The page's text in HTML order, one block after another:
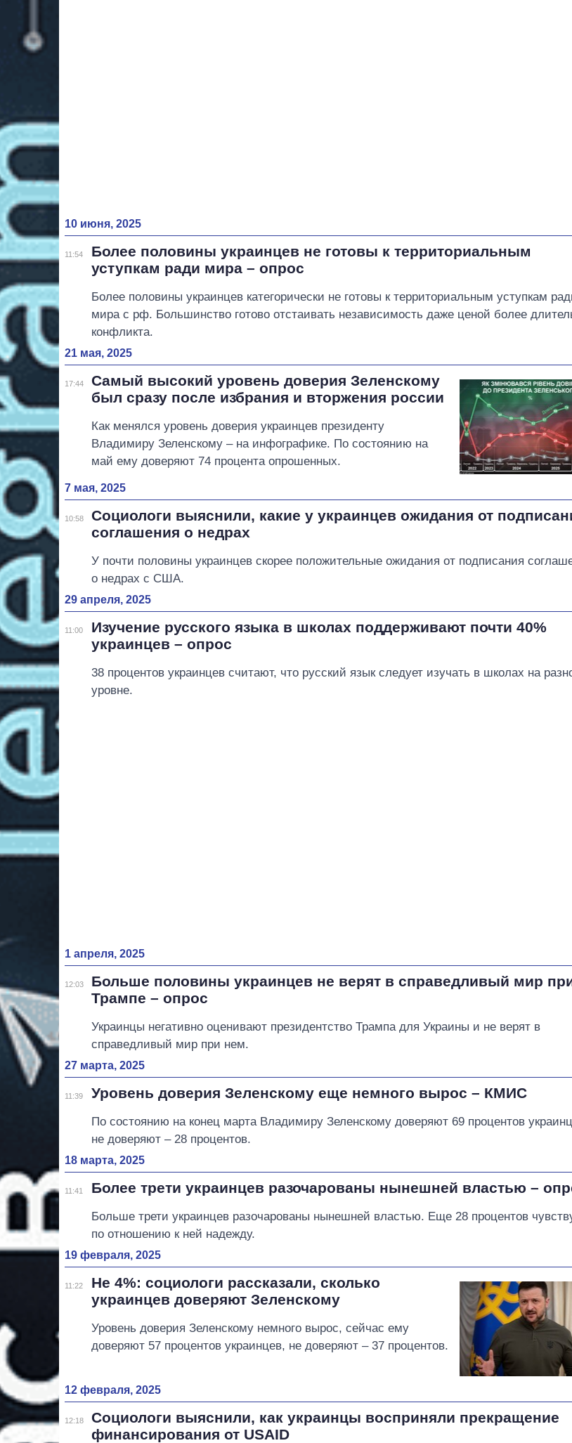
10 июня, 2025
11:54
Более половины украинцев не готовы к территориальным
уступкам ради мира – опрос
Более половины украинцев категорически не готовы к территориальным уступкам
мира с рф. Большинство готово отстаивать независимость даже ценой более
конфликта.
21 мая, 2025
17:44
Самый высокий уровень доверия Зеленскому
был сразу после избрания и вторжения россии
Как менялся уровень доверия украинцев президенту
Владимиру Зеленскому – на инфографике. По состоянию на
май ему доверяют 74 процента опрошенных.
7 мая, 2025
10:58
Социологи выяснили, какие у украинцев ожидания от
соглашения о недрах
У почти половины украинцев скорее положительные ожидания от подписания
о недрах с США.
29 апреля, 2025
11:00
Изучение русского языка в школах поддерживают почти 40%
украинцев – опрос
38 процентов украинцев считают, что русский язык следует изучать в школах на
уровне.
1 апреля, 2025
12:03
Больше половины украинцев не верят в справедливый мир
Трампе – опрос
Украинцы негативно оценивают президентство Трампа для Украины и не верят в
справедливый мир при нем.
27 марта, 2025
11:39 Уровень доверия Зеленскому еще немного вырос – КМИС
По состоянию на конец марта Владимиру Зеленскому доверяют 69 процентов
не доверяют – 28 процентов.
18 марта, 2025
11:41 Более трети украинцев разочарованы нынешней властью –
Больше трети украинцев разочарованы нынешней властью. Еще 28 процентов
по отношению к ней надежду.
19 февраля, 2025
11:22
Не 4%: социологи рассказали, сколько
украинцев доверяют Зеленскому
Уровень доверия Зеленскому немного вырос, сейчас ему
доверяют 57 процентов украинцев, не доверяют – 37 процентов.
12 февраля, 2025
12:18
Социологи выяснили, как украинцы восприняли прекращение
финансирования от USAID